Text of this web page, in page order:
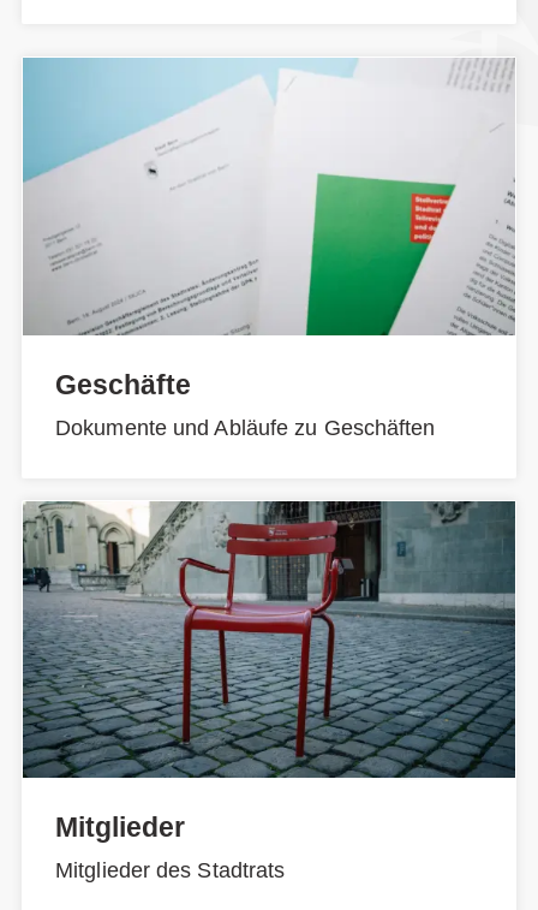
Geschäfte
Dokumente und Abläufe zu Geschäften
Mitglieder
Mitglieder des Stadtrats